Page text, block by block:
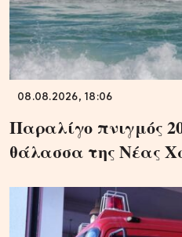
08.08.2026, 18:06
Παραλίγο πνιγμός
θάλασσα της Νέας